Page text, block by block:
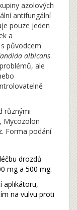
azolových
antifungální
pouze jeden
a
původcem
albicans.
ale
různými
Mycozolon
Forma podání
drozdů
mg a 500 mg.
aplikátoru,
na vulvu proti